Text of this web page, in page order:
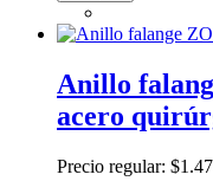
Anillo
acero
Precio regular: